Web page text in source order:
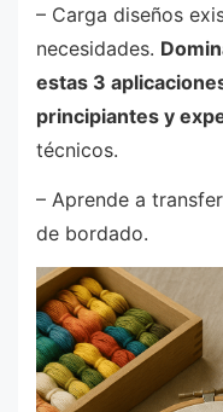
– Carga diseños
necesidades.
estas 3
principiantes y
técnicos.
– Aprende a
de bordado.